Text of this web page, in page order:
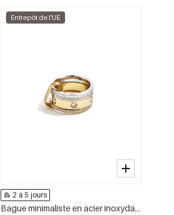
Entrepôt de l'UE
2 à 5 jours
Bague minimaliste en acier inoxydable, style cercle, collection Daily Simple, bijoux pour femmes